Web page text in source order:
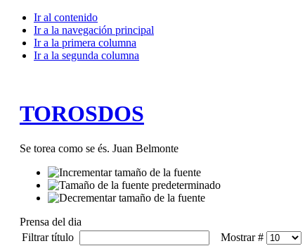
Ir al contenido
Ir a la navegación principal
Ir a la primera columna
Ir a la segunda columna
TOROSDOS
Se torea como se és. Juan Belmonte
Prensa del dia
Filtrar título
Mostrar #